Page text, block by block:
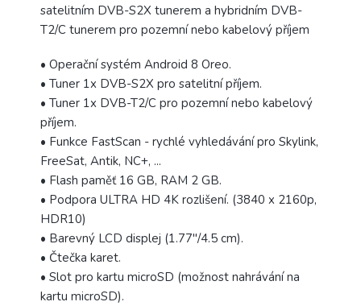
satelitním DVB-S2X tunerem a hybridním DVB-
T2/C tunerem pro pozemní nebo kabelový příjem
• Operační systém Android 8 Oreo.
• Tuner 1x DVB-S2X pro satelitní příjem.
• Tuner 1x DVB-T2/C pro pozemní nebo kabelový
příjem.
• Funkce FastScan - rychlé vyhledávání pro Skylink,
FreeSat, Antik, NC+, ...
• Flash paměť 16 GB, RAM 2 GB.
• Podpora ULTRA HD 4K rozlišení. (3840 x 2160p,
HDR10)
• Barevný LCD displej (1.77"/4.5 cm).
• Čtečka karet.
• Slot pro kartu microSD (možnost nahrávání na
kartu microSD).